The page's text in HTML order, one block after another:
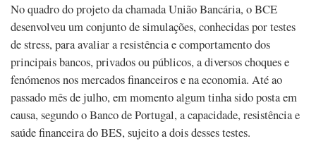
No quadro do projeto da chamada União Bancária, o BCE
desenvolveu um conjunto de simulações, conhecidas por testes
de stress, para avaliar a resistência e comportamento dos
principais bancos, privados ou públicos, a diversos choques e
fenómenos nos mercados financeiros e na economia. Até ao
passado mês de julho, em momento algum tinha sido posta em
causa, segundo o Banco de Portugal, a capacidade, resistência e
saúde financeira do BES, sujeito a dois desses testes.